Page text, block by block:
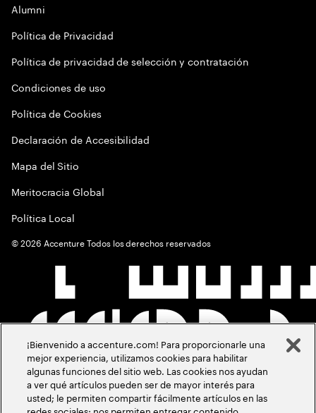
Alumni
Política de Privacidad
Política de privacidad de selección y contratación
Condiciones de uso
Política de Cookies
Declaración de Accesibilidad
Mapa del Sitio
Meritocracia Global
Política Local
©2026 Accenture Todos los derechos reservados
¡Bienvenido a accenture.com! Para proporcionarle una
mejor experiencia, utilizamos cookies para habilitar
algunas funciones del sitio web. Las cookies nos ayudan
a ver qué artículos pueden ser de mayor interés para
usted; le permiten compartir fácilmente artículos en las
redes sociales; nos permiten entregar contenido,